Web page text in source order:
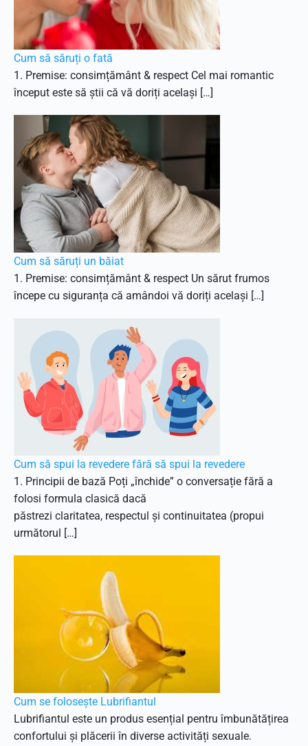
Cum să săruți o fată
1. Premise: consimțământ & respect Cel mai romantic
început este să știi că vă doriți același […]
Cum să săruți un băiat
1. Premise: consimțământ & respect Un sărut frumos
începe cu siguranța că amândoi vă doriți același […]
Cum să spui la revedere fără să spui la revedere
1. Principii de bază Poți „închide” o conversație fără a
folosi formula clasică dacă
păstrezi claritatea, respectul și continuitatea (propui
următorul […]
Cum se folosește Lubrifiantul
Lubrifiantul este un produs esențial pentru îmbunătățirea
confortului și plăcerii în diverse activități sexuale.